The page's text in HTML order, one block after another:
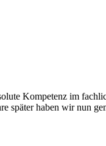
Kompetenz im
später haben wir nun